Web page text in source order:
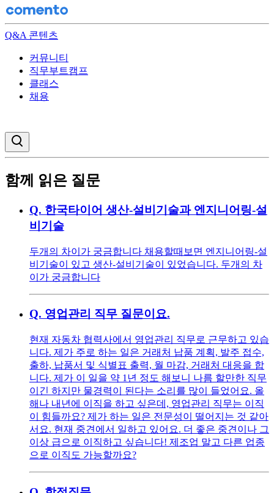
Q&A 콘텐츠
커뮤니티
직무부트캠프
클래스
채용
함께 읽은 질문
Q. 한국타이어 생산-설비기술과 엔지니어링-설
비기술
두개의 차이가 궁금합니다 채용할때보면 엔지니어링-설
비기술이 있고 생산-설비기술이 있었습니다. 두개의 차
이가 궁금합니다
Q. 영업관리 직무 질문이요.
현재 자동차 협력사에서 영업관리 직무로 근무하고 있습
니다. 제가 주로 하는 일은 거래처 납품 계획, 발주 접수,
출하, 납품서 및 식별표 출력, 월 마감, 거래처 대응을 합
니다. 제가 이 일을 약 1년 정도 해보니 나름 할만한 직무
이긴 하지만 물경력이 된다는 소리를 많이 들었어요. 올
해나 내년에 이직을 하고 싶은데, 영업관리 직무는 이직
이 힘들까요? 제가 하는 일은 전문성이 떨어지는 것 같아
서요. 현재 중견에서 일하고 있어요. 더 좋은 중견이나 그
이상 급으로 이직하고 싶습니다! 제조업 말고 다른 업종
으로 이직도 가능할까요?